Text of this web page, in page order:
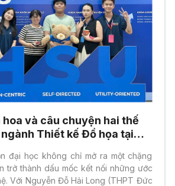
và câu chuyện hai thế
Thiết kế Đồ họa tại
đại học không chỉ mở ra một chặng
trở thành dấu mốc kết nối những ước
Với Nguyễn Đỗ Hải Long (THPT Đức